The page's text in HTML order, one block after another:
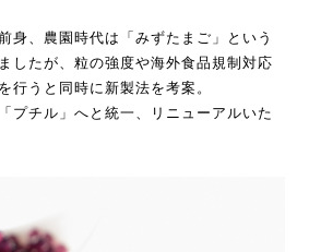
身、農園時代は「みずたまご」という
したが、粒の強度や海外食品規制対応
行うと同時に新製法を考案。
プチル」へと統一、リニューアルいた